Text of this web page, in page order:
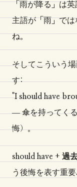
「雨が降る」は
主語が「雨」で
ね。
そしてこういう
す:
"I should have
― 傘を持ってく
悔）。
should have + 過
う後悔を表す重要